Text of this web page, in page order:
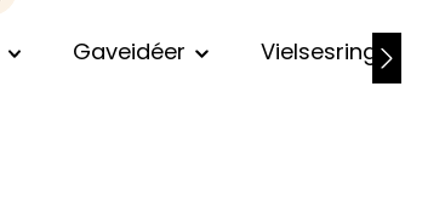
Gaveidéer Vielsesringe